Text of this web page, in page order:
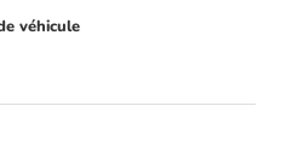
véhicule